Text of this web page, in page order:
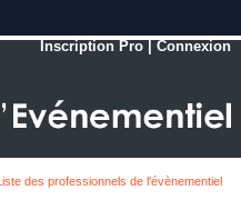
Inscription Pro |Connexion
Liste des professionnels de l'évènementiel